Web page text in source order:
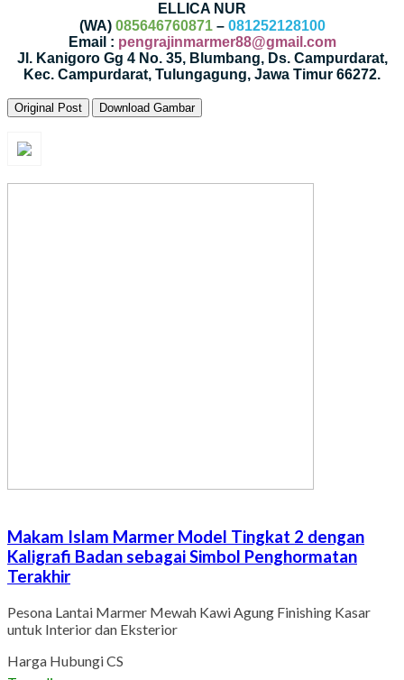
ELLICA NUR
(WA) 085646760871– 081252128100
Email : pengrajinmarmer88@gmail.com
Jl. Kanigoro Gg 4 No. 35, Blumbang, Ds. Campurdarat,
Kec. Campurdarat, Tulungagung, Jawa Timur 66272.
Original Post Download Gambar
Makam Islam Marmer Model Tingkat 2 dengan
Kaligrafi Badan sebagai Simbol Penghormatan
Terakhir
Pesona Lantai Marmer Mewah Kawi Agung Finishing Kasar
untuk Interior dan Eksterior
Harga Hubungi CS